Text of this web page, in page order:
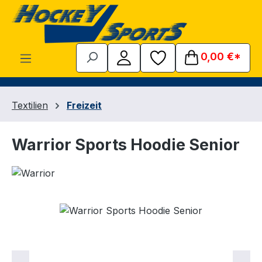
Zum Hauptinhalt springen
0,00 €*
Textilien Freizeit
Warrior Sports Hoodie Senior
Bildergalerie überspringen